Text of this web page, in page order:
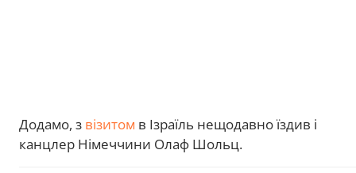
Додамо, з візитом в Ізраїль нещодавно їздив і
канцлер Німеччини Олаф Шольц.